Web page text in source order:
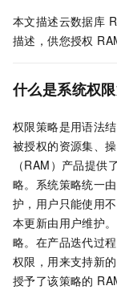
本文描述云数据库
描述，供您授权
什么是系统权
权限策略是用语法
被授权的资源集、
（RAM）产品提
略。系统策略统一
护，用户只能使用
本更新由用户维护
略。在产品迭代过
权限，用来支持新
授予了该策略的